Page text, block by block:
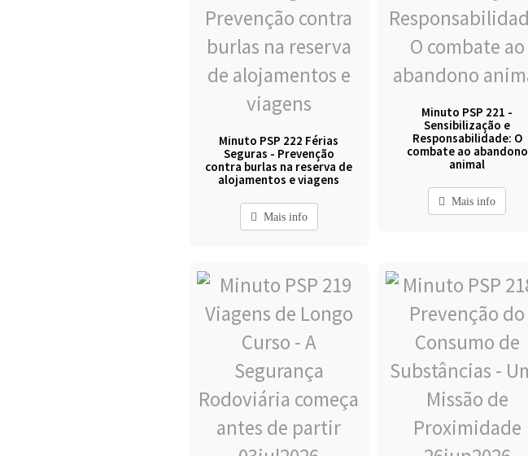
Minuto PSP 222 Férias
Seguras - Prevenção
contra burlas na reserva de
alojamentos e viagens
Mais info
Minuto PSP 221 -
Sensibilização e
Responsabilidade: O
combate ao abandono
animal
Mais info